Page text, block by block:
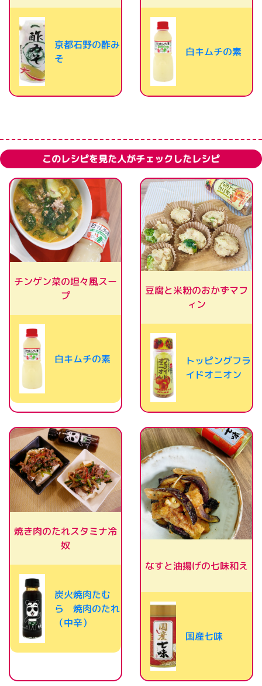
京都石野の酢み
そ
白キムチの素
このレシピを見た人がチェックしたレシピ
チンゲン菜の坦々風スー
プ
白キムチの素
豆腐と米粉のおかずマフ
ィン
トッピングフラ
イドオニオン
焼き肉のたれスタミナ冷
奴
炭火焼肉たむ
ら 焼肉のたれ
（中辛）
なすと油揚げの七味和え
国産七味